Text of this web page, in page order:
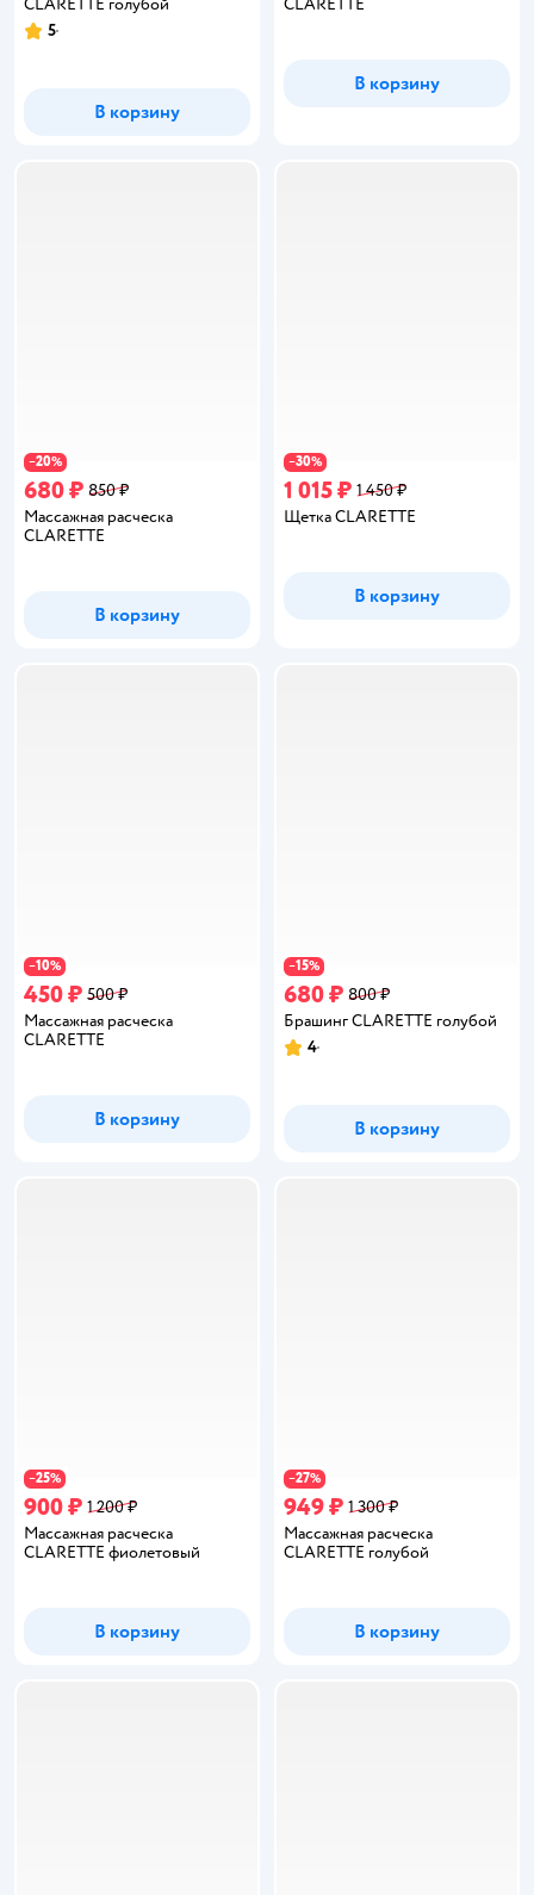
Рейтинг:
5
В корзину
В корзину
−20%
680 ₽ 850 ₽
Массажная расческа
CLARETTE
В корзину
−30%
1 015 ₽ 1 450 ₽
Щетка CLARETTE
В корзину
−10%
450 ₽ 500 ₽
Массажная расческа
CLARETTE
В корзину
−15%
680 ₽ 800 ₽
Брашинг CLARETTE голубой
Рейтинг:
4
В корзину
−25%
900 ₽ 1 200 ₽
Массажная расческа
CLARETTE фиолетовый
В корзину
−27%
949 ₽ 1 300 ₽
Массажная расческа
CLARETTE голубой
В корзину